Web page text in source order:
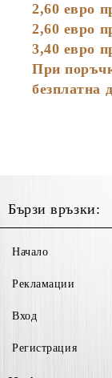
2,60 евро
2,60 евро
3,40 евро
При
безплатна
Бързи връзки:
Начало
Рекламации
Вход
Регистрация